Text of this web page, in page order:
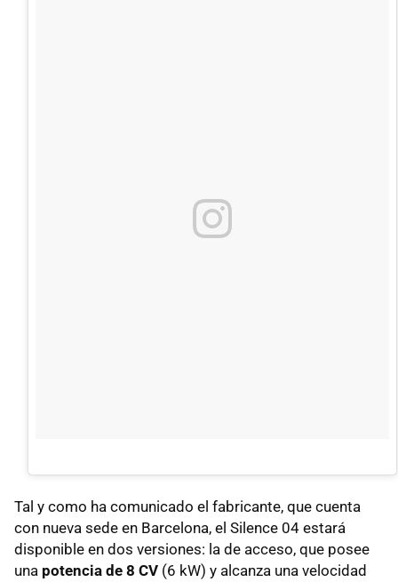
Tal y como ha comunicado el fabricante, que cuenta
con nueva sede en Barcelona, el Silence 04 estará
disponible en dos versiones: la de acceso, que posee
una potencia de 8 CV (6 kW) y alcanza una velocidad